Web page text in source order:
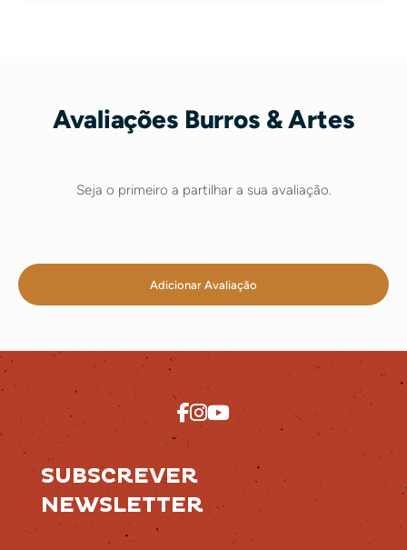
Avaliações Burros & Artes
Seja o primeiro a partilhar a sua avaliação.
Adicionar Avaliação
SUBSCREVER
NEWSLETTER